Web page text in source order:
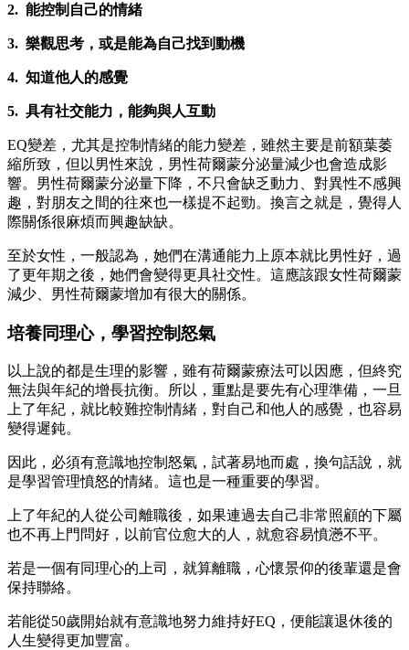
2. 能控制自己的情緒
3. 樂觀思考，或是能為自己找到動機
4. 知道他人的感覺
5. 具有社交能力，能夠與人互動
EQ變差，尤其是控制情緒的能力變差，雖然主要是前額葉萎
縮所致，但以男性來說，男性荷爾蒙分泌量減少也會造成影
響。男性荷爾蒙分泌量下降，不只會缺乏動力、對異性不感興
趣，對朋友之間的往來也一樣提不起勁。換言之就是，覺得人
際關係很麻煩而興趣缺缺。
至於女性，一般認為，她們在溝通能力上原本就比男性好，過
了更年期之後，她們會變得更具社交性。這應該跟女性荷爾蒙
減少、男性荷爾蒙增加有很大的關係。
培養同理心，學習控制怒氣
以上說的都是生理的影響，雖有荷爾蒙療法可以因應，但終究
無法與年紀的增長抗衡。所以，重點是要先有心理準備，一旦
上了年紀，就比較難控制情緒，對自己和他人的感覺，也容易
變得遲鈍。
因此，必須有意識地控制怒氣，試著易地而處，換句話說，就
是學習管理憤怒的情緒。這也是一種重要的學習。
上了年紀的人從公司離職後，如果連過去自己非常照顧的下屬
也不再上門問好，以前官位愈大的人，就愈容易憤懣不平。
若是一個有同理心的上司，就算離職，心懷景仰的後輩還是會
保持聯絡。
若能從50歲開始就有意識地努力維持好EQ，便能讓退休後的
人生變得更加豐富。